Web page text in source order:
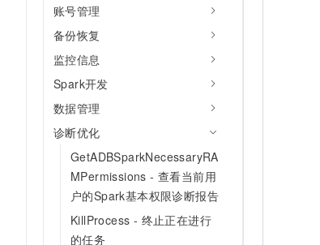
账号管理
备份恢复
监控信息
Spark开发
数据管理
诊断优化
GetADBSparkNecessaryRA
MPermissions - 查看当前用
户的Spark基本权限诊断报告
KillProcess - 终止正在进行
的任务